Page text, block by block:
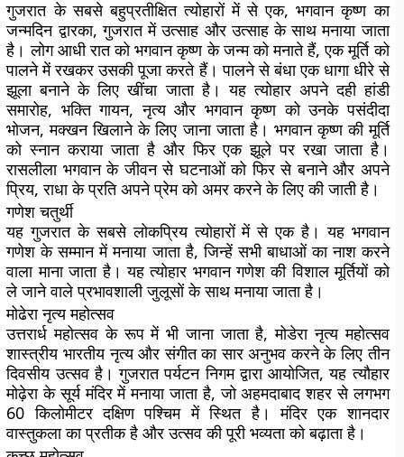
गुजरात के सबसे बहुप्रतीक्षित त्योहारों में से एक, भगवान कृष्ण का
जन्मदिन द्वारका, गुजरात में उत्साह और उत्साह के साथ मनाया जाता
है। लोग आधी रात को भगवान कृष्ण के जन्म को मनाते हैं, एक मूर्ति को
पालने में रखकर उसकी पूजा करते हैं। पालने से बंधा एक धागा धीरे से
झूला बनाने के लिए खींचा जाता है। यह त्योहार अपने दही हांडी
समारोह, भक्ति गायन, नृत्य और भगवान कृष्ण को उनके पसंदीदा
भोजन, मक्खन खिलाने के लिए जाना जाता है। भगवान कृष्ण की मूर्ति
को स्नान कराया जाता है और फिर एक झूले पर रखा जाता है।
रासलीला भगवान के जीवन से घटनाओं को फिर से बनाने और अपने
प्रिय, राधा के प्रति अपने प्रेम को अमर करने के लिए की जाती है।
गणेश चतुर्थी
यह गुजरात के सबसे लोकप्रिय त्योहारों में से एक है। यह भगवान
गणेश के सम्मान में मनाया जाता है, जिन्हें सभी बाधाओं का नाश करने
वाला माना जाता है। यह त्योहार भगवान गणेश की विशाल मूर्तियों को
ले जाने वाले प्रभावशाली जुलूसों के साथ मनाया जाता है।
मोढेरा नृत्य महोत्सव
उत्तरार्ध महोत्सव के रूप में भी जाना जाता है, मोडेरा नृत्य महोत्सव
शास्त्रीय भारतीय नृत्य और संगीत का सार अनुभव करने के लिए तीन
दिवसीय उत्सव है। गुजरात पर्यटन निगम द्वारा आयोजित, यह त्यौहार
मोढ़ेरा के सूर्य मंदिर में मनाया जाता है, जो अहमदाबाद शहर से लगभग
60 किलोमीटर दक्षिण पश्चिम में स्थित है। मंदिर एक शानदार
वास्तुकला का प्रतीक है और उत्सव की पूरी भव्यता को बढ़ाता है।